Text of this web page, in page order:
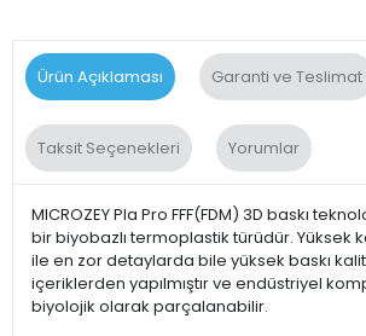
Ürün Açıklaması Garanti ve Teslimat
Taksit Seçenekleri Yorumlar
MICROZEY Pla Pro FFF(FDM) 3D baskı
bir biyobazlı termoplastik türüdür. Yüksek
ile en zor detaylarda bile yüksek baskı
içeriklerden yapılmıştır ve endüstriyel
biyolojik olarak parçalanabilir.